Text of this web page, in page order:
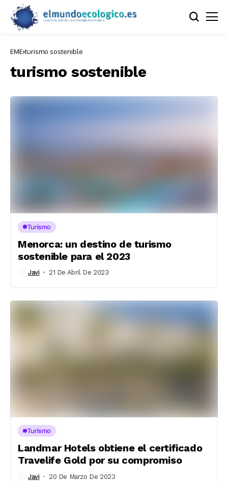
EME turismo sostenible
turismo sostenible
Turismo
Menorca: un destino de turismo
sostenible para el 2023
Javi 21 De Abril De 2023
Turismo
Landmar Hotels obtiene el certificado
Travelife Gold por su compromiso
Javi 20 De Marzo De 2023